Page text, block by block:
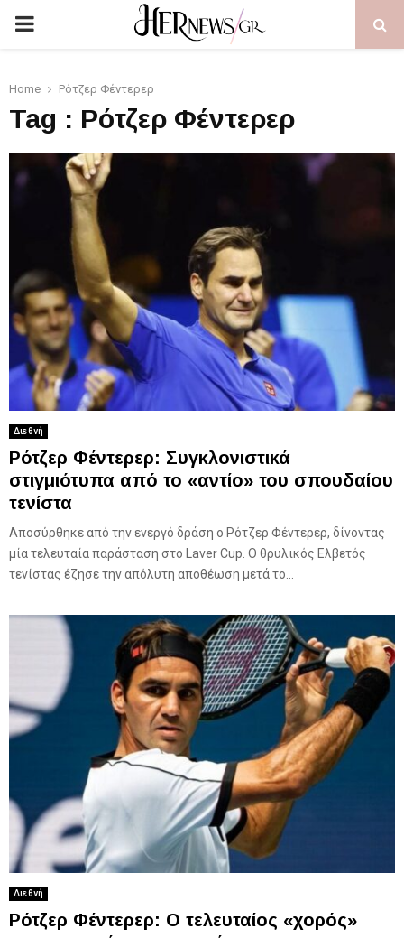
PRIMARY
Home Ρότζερ Φέντερερ
Tag : Ρότζερ Φέντερερ
Διεθνή
Ρότζερ Φέντερερ: Συγκλονιστικά
στιγμιότυπα από το «αντίο» του σπουδαίου
τενίστα
Αποσύρθηκε από την ενεργό δράση ο Ρότζερ Φέντερερ, δίνοντας
μία τελευταία παράσταση στο Laver Cup. Ο θρυλικός Ελβετός
τενίστας έζησε την απόλυτη αποθέωση μετά το...
Διεθνή
Ρότζερ Φέντερερ: Ο τελευταίος «χορός»